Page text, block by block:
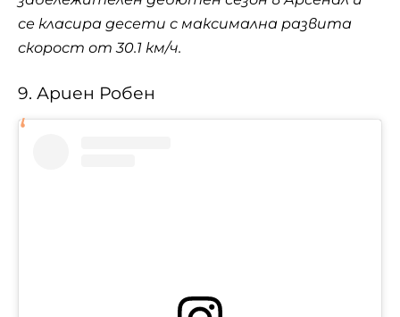
се класира десети с максимална развита
скорост от 30.1 км/ч.
9. Ариен Робен